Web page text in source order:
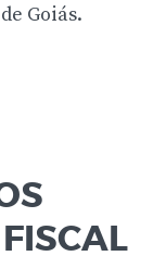
Goiás.